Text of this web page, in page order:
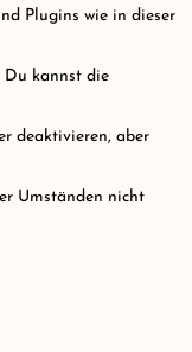
Plugins wie in dieser
Du kannst die
deaktivieren, aber
Umständen nicht